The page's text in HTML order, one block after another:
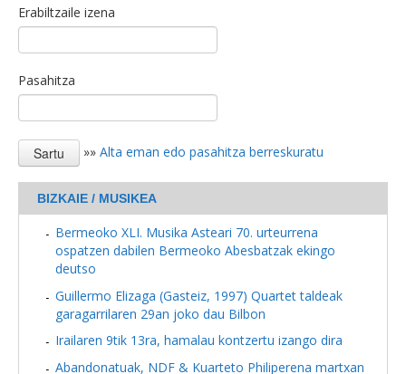
Erabiltzaile izena
Pasahitza
»» Alta eman edo pasahitza berreskuratu
BIZKAIE / MUSIKEA
Bermeoko XLI. Musika Asteari 70. urteurrena
ospatzen dabilen Bermeoko Abesbatzak ekingo
deutso
Guillermo Elizaga (Gasteiz, 1997) Quartet taldeak
garagarrilaren 29an joko dau Bilbon
Irailaren 9tik 13ra, hamalau kontzertu izango dira
Abandonatuak, NDF & Kuarteto Philiperena martxan